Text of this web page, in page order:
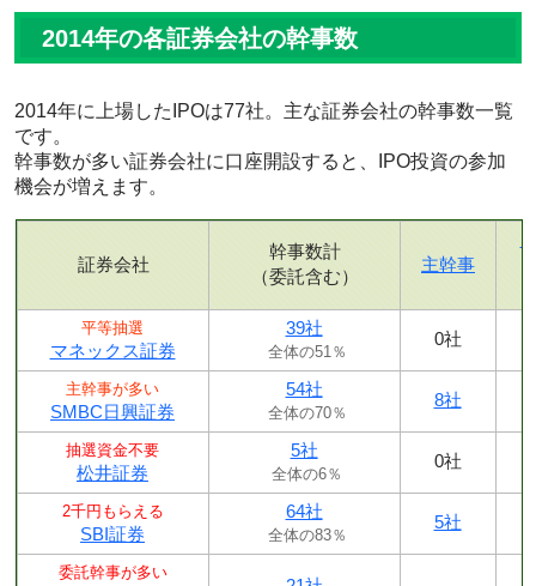
2014年の各証券会社の幹事数
2014年に上場したIPOは77社。主な証券会社の幹事数一覧
です。
幹事数が多い証券会社に口座開設すると、IPO投資の参加
機会が増えます。
証券会社
幹事数計
（委託含む）
主幹事
平等抽選
マネックス証券
39社
全体の51％
0社
主幹事が多い
SMBC日興証券
54社
全体の70％
8社
抽選資金不要
松井証券
5社
全体の6％
0社
2千円もらえる
SBI証券
64社
全体の83％
5社
委託幹事が多い